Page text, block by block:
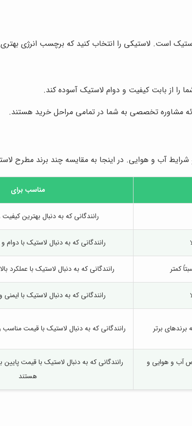
است. لاستیکی را انتخاب کنید که برچسب انرژی
را از بابت کیفیت و دوام لاستیک آسوده کند.
مشاوره تخصصی به شما در تمامی مراحل خرید هستند.
آب و هوایی. در اینجا به مقایسه چند برند مطرح
مناسب برای
رانندگانی که به دنبال بهترین
رانندگانی که به دنبال لاستیک با دوام
کمتر رانندگانی که به دنبال لاستیک با عملکرد
رانندگانی که به دنبال لاستیک با
برتر رانندگانی که به دنبال لاستیک با قیمت
آب و هوایی و
رانندگانی که به دنبال لاستیک با قیمت پایین
هستند